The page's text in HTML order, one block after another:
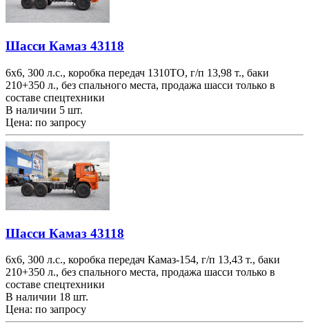
Шасси Камаз 43118
6х6, 300 л.с., коробка передач 1310ТО, г/п 13,98 т., баки
210+350 л., без спального места, продажа шасси только в
составе спецтехники
В наличии 5 шт.
Цена: по запросу
Шасси Камаз 43118
6х6, 300 л.с., коробка передач Камаз-154, г/п 13,43 т., баки
210+350 л., без спального места, продажа шасси только в
составе спецтехники
В наличии 18 шт.
Цена: по запросу